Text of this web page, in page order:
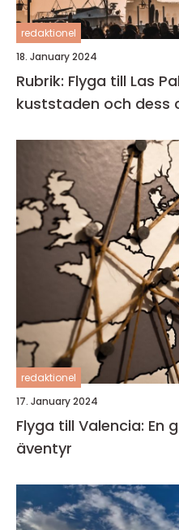
redaktionel
18. January 2024
Rubrik: Flyga till Las
kuststaden och dess
redaktionel
17. January 2024
Flyga till Valencia: En
äventyr